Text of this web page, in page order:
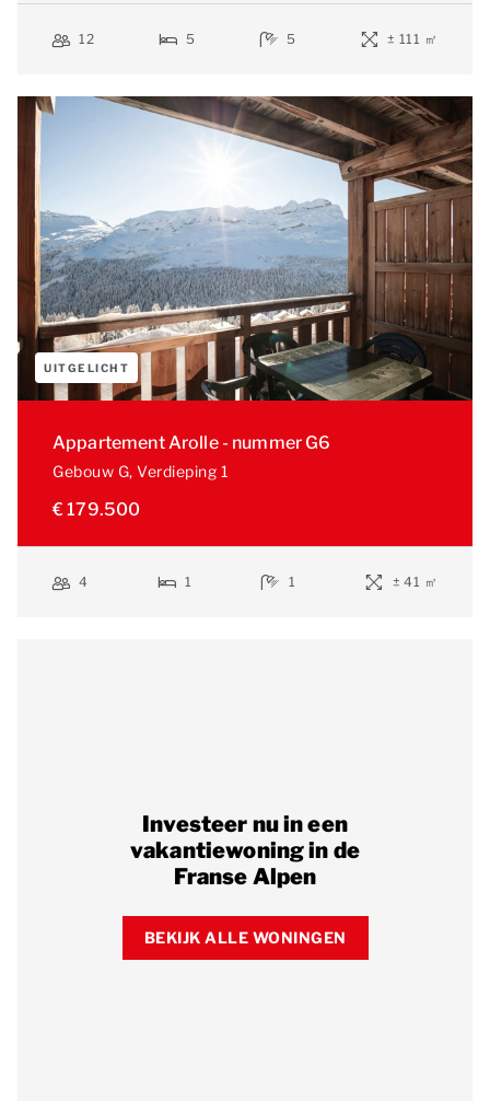
12 5 5 ± 111 ㎡
UITGELICHT
Appartement Arolle - nummer G6
Gebouw G, Verdieping 1
€ 179.500
4 1 1 ± 41 ㎡
Investeer nu in een
vakantiewoning in de
Franse Alpen
BEKIJK ALLE WONINGEN